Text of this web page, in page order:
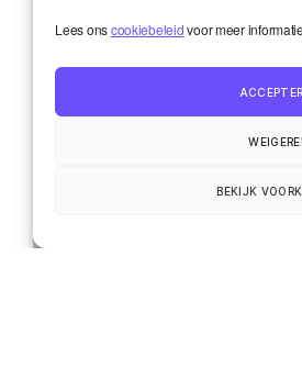
Lees onscookiebeleidvoor meer
BEKIJK